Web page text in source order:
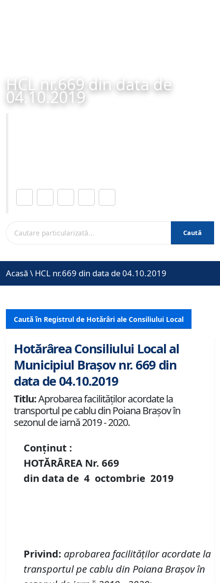
HCL nr.669 din data de
04.10.2019
Caută
Acasă \ HCL nr.669 din data de 04.10.2019
Caută în Registrul de Hotărâri ale Consiliului Local
Hotărârea Consiliului Local al
Municipiul Brașov nr. 669 din
data de 04.10.2019
Titlu:Aprobarea facilităţilor acordate la
transportul pe cablu din Poiana Braşov în
sezonul de iarnă 2019 - 2020.
Conținut :
HOTĂRÂREA Nr. 669
din data de 4 octombrie 2019
Privind: aprobarea facilităţilor acordate la
transportul pe cablu din Poiana Braşov în